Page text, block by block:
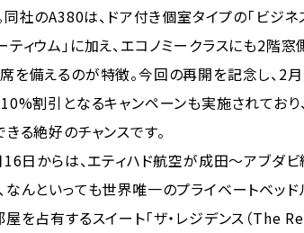
同社のA380は、ドア付き個室タイプの「ビジネ
ティウム」に加え、エコノミークラスにも2階
を備えるのが特徴。今回の再開を記念し、
割引となるキャンペーンも実施されており
る絶好のチャンスです。
日からは、エティハド航空が成田〜アブダ
なんといっても世界唯一のプライベートベッド
を占有するスイート「ザ・レジデンス（The